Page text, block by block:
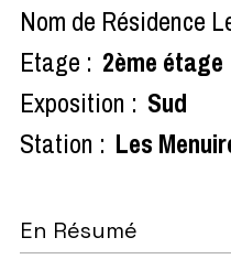
Nom de Résidence
Etage : 2ème étage
Exposition : Sud
Station : Les
En Résumé